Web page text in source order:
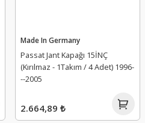
Made In Germany
Passat Jant Kapağı 15İNÇ
(Kırılmaz - 1Takım / 4 Adet) 1996-
--2005
2.664,89 ₺